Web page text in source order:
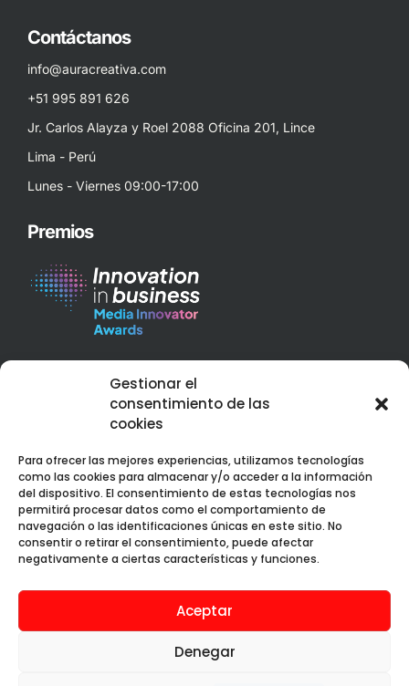
Gestionar el
consentimiento de las
cookies
Para ofrecer las mejores experiencias, utilizamos tecnologías
como las cookies para almacenar y/o acceder a la información
del dispositivo. El consentimiento de estas tecnologías nos
permitirá procesar datos como el comportamiento de
navegación o las identificaciones únicas en este sitio. No
consentir o retirar el consentimiento, puede afectar
negativamente a ciertas características y funciones.
Aceptar
Denegar
Contáctanos
info@auracreativa.com
+51 995 891 626
Jr. Carlos Alayza y Roel 2088 Oficina 201, Lince
Lima - Perú
Lunes - Viernes 09:00-17:00
Premios
Best Corporate Branding & Digital Marketing 2023 – Peru
Web Design Services Excellence Award 2023 – Peru
Web premiada con el Premio Internacional OX
Aura Creativa SAC © 2019 - 2025. Todos los
derechos reservados.